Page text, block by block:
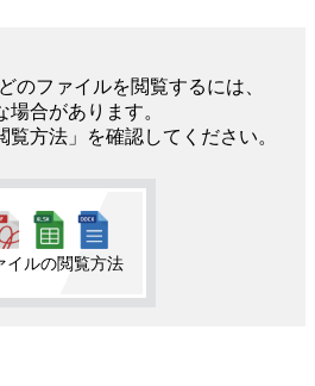
のファイルを閲覧するには、
合があります。
方法」を確認してください。
イルの閲覧方法